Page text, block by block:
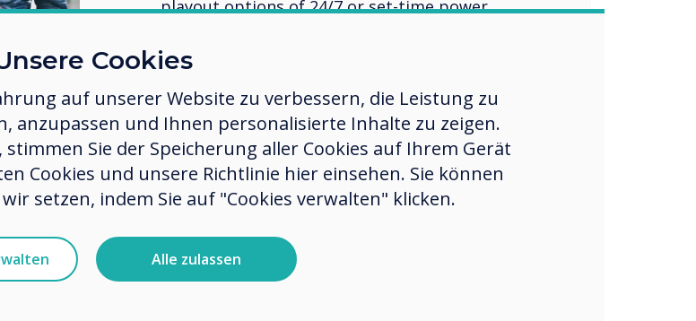
playout options of 24/7 or set-time power
for any customer-facing application.
Cookies
auf unserer Website zu verbessern, die Leistung zu
anzupassen und Ihnen personalisierte Inhalte zu zeigen.
Sie der Speicherung aller Cookies auf Ihrem Gerät
Cookies und unsere Richtlinie hier einsehen. Sie können
setzen, indem Sie auf "Cookies verwalten" klicken.
Alle zulassen